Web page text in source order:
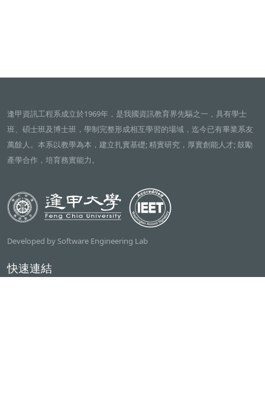
逢甲資訊工程系成立於1969年，是我國資訊教育界先驅之一，具有學士
班、碩士班及博士班，學制完整形成相互學習的場域，迄今已有畢業系友
萬餘人。本系以教學為本，建立扎實基礎; 精實研究，厚實創能人才; 鼓勵
產學合作，培育務實能力。
Developed by Software Engineering Lab
快速連結